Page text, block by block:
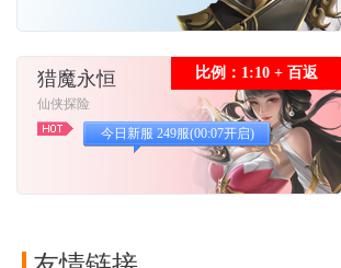
比例：1:10 + 百返
猎魔永恒
仙侠探险
今日新服 249服(00:07开启)